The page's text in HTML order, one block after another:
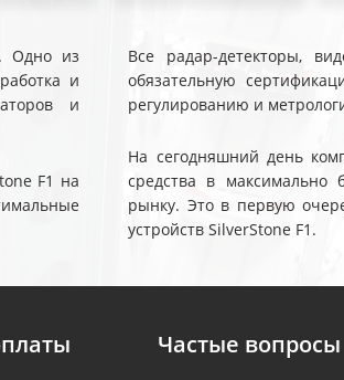
Одно из
и
и
F1 на
Все радар-детекторы,
обязательную
регулированию и
На сегодняшний день
средства в максимально
рынку. Это в первую
устройств SilverStone F1.
Частые вопросы